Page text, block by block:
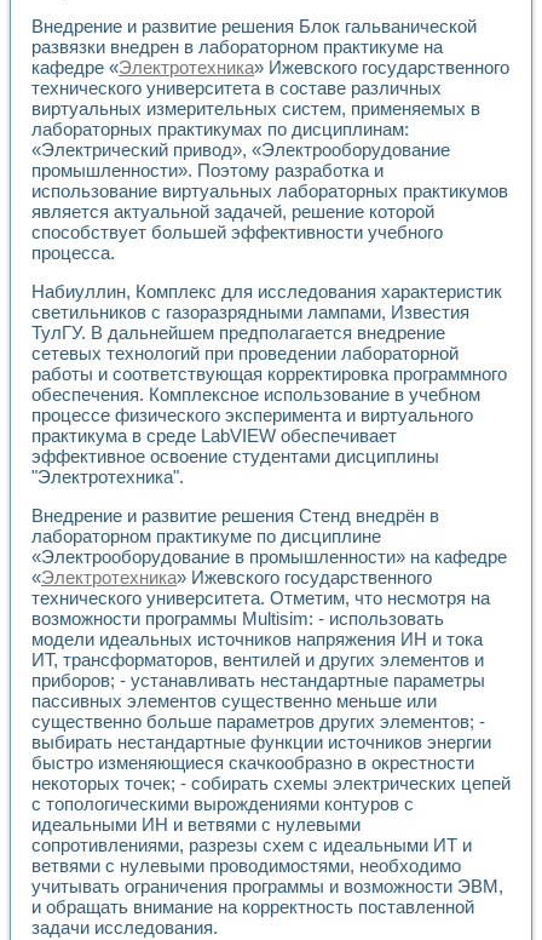
Внедрение и развитие решения Блок гальванической
развязки внедрен в лабораторном практикуме на
кафедре «Электротехника» Ижевского государственного
технического университета в составе различных
виртуальных измерительных систем, применяемых в
лабораторных практикумах по дисциплинам:
«Электрический привод», «Электрооборудование
промышленности». Поэтому разработка и
использование виртуальных лабораторных практикумов
является актуальной задачей, решение которой
способствует большей эффективности учебного
процесса.
Набиуллин, Комплекс для исследования характеристик
светильников с газоразрядными лампами, Известия
ТулГУ. В дальнейшем предполагается внедрение
сетевых технологий при проведении лабораторной
работы и соответствующая корректировка программного
обеспечения. Комплексное использование в учебном
процессе физического эксперимента и виртуального
практикума в среде LabVIEW обеспечивает
эффективное освоение студентами дисциплины
"Электротехника".
Внедрение и развитие решения Стенд внедрён в
лабораторном практикуме по дисциплине
«Электрооборудование в промышленности» на кафедре
«Электротехника» Ижевского государственного
технического университета. Отметим, что несмотря на
возможности программы Multisim: - использовать
модели идеальных источников напряжения ИН и тока
ИТ, трансформаторов, вентилей и других элементов и
приборов; - устанавливать нестандартные параметры
пассивных элементов существенно меньше или
существенно больше параметров других элементов; -
выбирать нестандартные функции источников энергии
быстро изменяющиеся скачкообразно в окрестности
некоторых точек; - собирать схемы электрических цепей
с топологическими вырождениями контуров с
идеальными ИН и ветвями с нулевыми
сопротивлениями, разрезы схем с идеальными ИТ и
ветвями с нулевыми проводимостями, необходимо
учитывать ограничения программы и возможности ЭВМ,
и обращать внимание на корректность поставленной
задачи исследования.